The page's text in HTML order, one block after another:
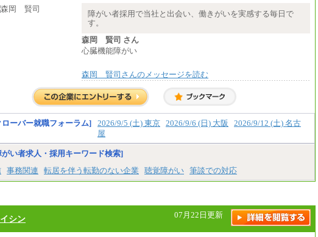
※業務内容・勤務形態に応じて、上記給与の
範囲内でご相談をさせていただく事がありま
障がい者採用で当社と出会い、働きがいを実感する毎日で
す。
森岡 賢司 さん
心臓機能障がい
森岡 賢司さんのメッセージを読む
ーバー就職フォーラム] 2026/9/5 (土) 東京 2026/9/6 (日) 大阪
2026/9/12 (土) 名古
屋
い者求人・採用キーワード検索]
事務関連 転居を伴う転勤のない企業 聴覚障がい 筆談での対応
シン 07月22日更新